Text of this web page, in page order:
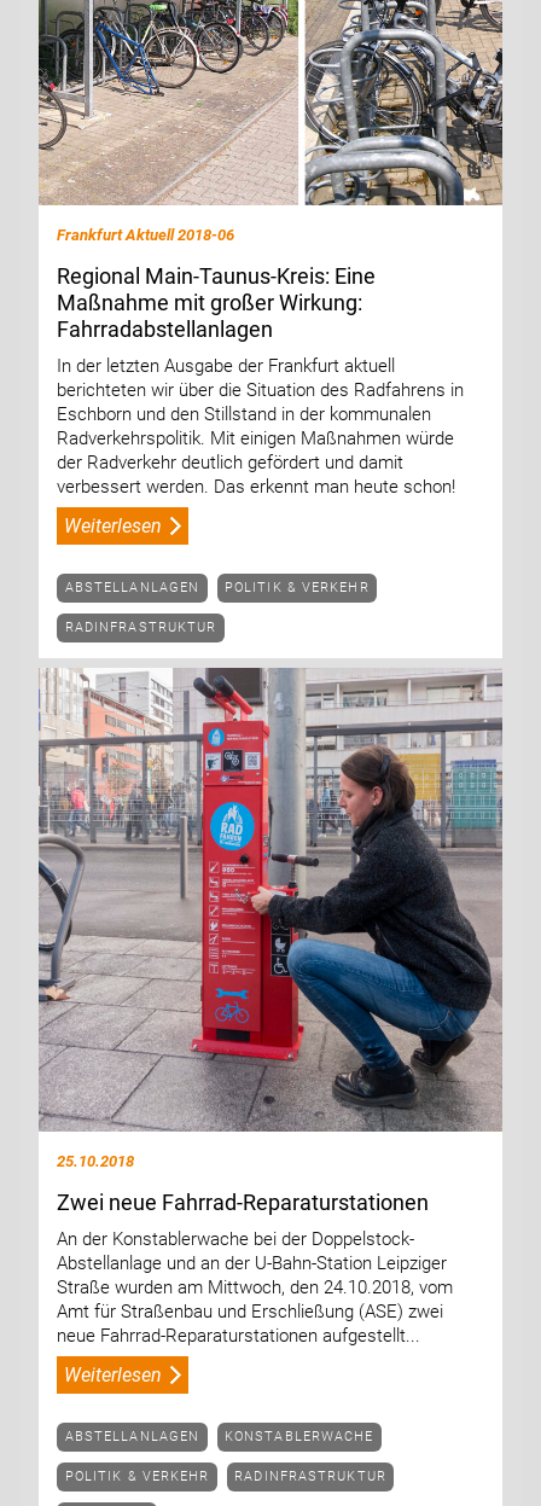
Frankfurt Aktuell 2018-06
Regional Main-Taunus-Kreis: Eine
Maßnahme mit großer Wirkung:
Fahrradabstellanlagen
In der letzten Ausgabe der Frankfurt aktuell
berichteten wir über die Situation des Radfahrens in
Eschborn und den Stillstand in der kommunalen
Radverkehrspolitik. Mit einigen Maßnahmen würde
der Radverkehr deutlich gefördert und damit
verbessert werden. Das erkennt man heute schon!
Weiterlesen
ABSTELLANLAGEN POLITIK & VERKEHR
RADINFRASTRUKTUR
25.10.2018
Zwei neue Fahrrad-Reparaturstationen
An der Konstablerwache bei der Doppelstock-
Abstellanlage und an der U-Bahn-Station Leipziger
Straße wurden am Mittwoch, den 24.10.2018, vom
Amt für Straßenbau und Erschließung (ASE) zwei
neue Fahrrad-Reparaturstationen aufgestellt...
Weiterlesen
ABSTELLANLAGEN KONSTABLERWACHE
POLITIK & VERKEHR RADINFRASTRUKTUR